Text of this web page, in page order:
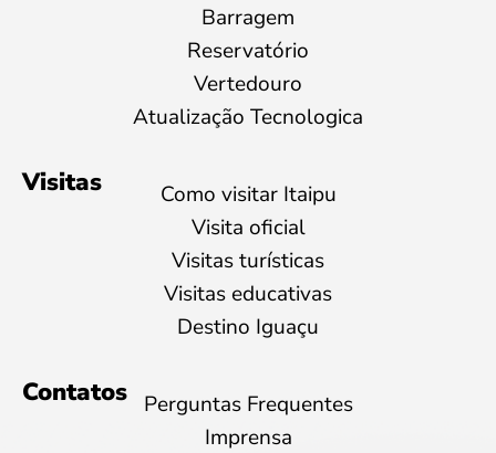
Barragem
Reservatório
Vertedouro
Atualização Tecnologica
Visitas
Como visitar Itaipu
Visita oficial
Visitas turísticas
Visitas educativas
Destino Iguaçu
Contatos
Perguntas Frequentes
Imprensa